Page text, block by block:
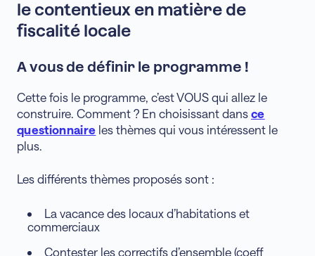
le contentieux en matière de
fiscalité locale
A vous de définir le programme !
Cette fois le programme, c’est VOUS qui allez le
construire. Comment ? En choisissant dans ce
questionnaire les thèmes qui vous intéressent le
plus.
Les différents thèmes proposés sont :
La vacance des locaux d’habitations et
commerciaux
Contester les correctifs d’ensemble (coeff